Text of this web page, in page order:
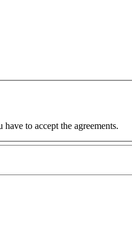
to accept the agreements.